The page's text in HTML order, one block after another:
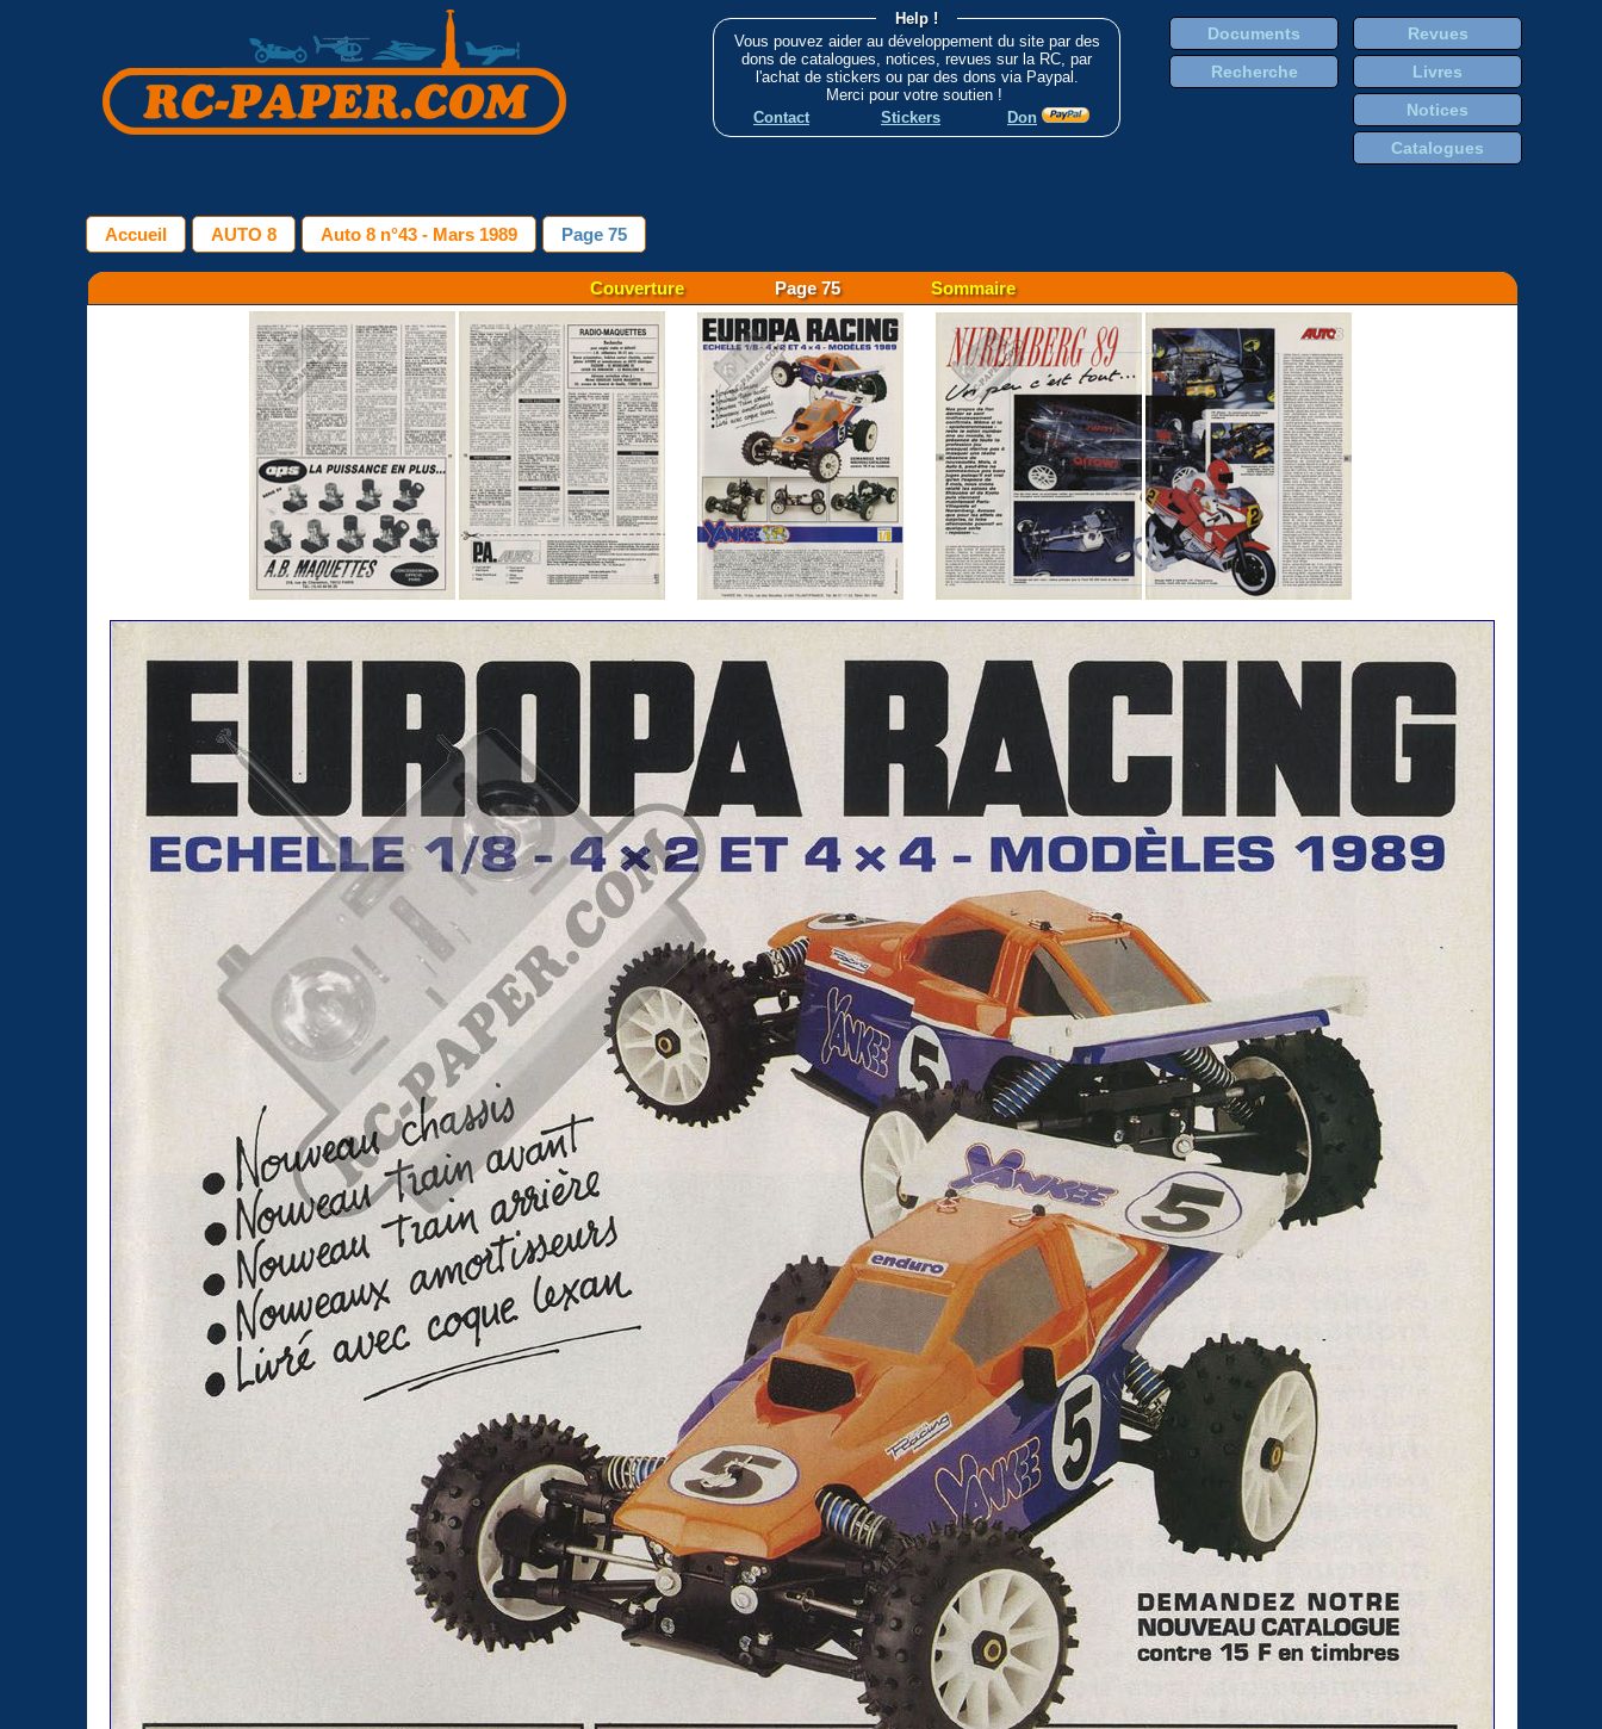
Help !
Vous pouvez aider au développement du site par des
dons de catalogues, notices, revues sur la RC, par
l'achat de stickers ou par des dons via Paypal.
Merci pour votre soutien !
Contact
Stickers Don
Documents
Recherche
Revues
Livres
Notices
Catalogues
Accueil AUTO 8 Auto 8 n°43 - Mars 1989 Page 75
CouverturePage 75 Sommaire